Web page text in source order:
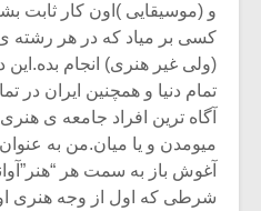
و (موسیقایی )اون کار ثابت
کسی بر میاد که در هر رشته
(ولی غیر هنری) انجام بده.این
تمام دنیا و همچنین ایران در
آگاه ترین افراد جامعه ی
میومدن و یا میان.من به
آغوش باز به سمت هر
شرطی که اول از وجه هنری اون